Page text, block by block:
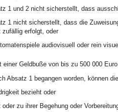
1 und 2 nicht sicherstellt, dass
1 nicht sicherstellt, dass die
zufällig erfolgt, oder
audiovisuell oder rein
Geldbuße von bis zu 500 000
Absatz 1 begangen worden, können
bezieht oder
zu ihrer Begehung oder